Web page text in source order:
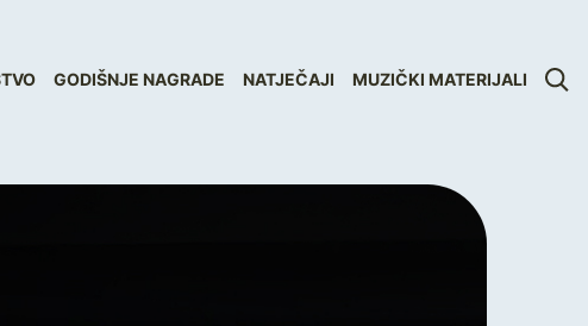
GODIŠNJE NAGRADE NATJEČAJI MUZIČKI MATERIJALI